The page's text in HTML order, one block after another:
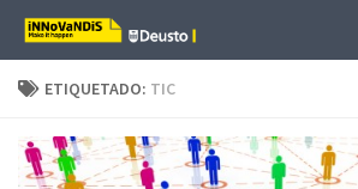
Saltar al contenido
ETIQUETADO: TIC